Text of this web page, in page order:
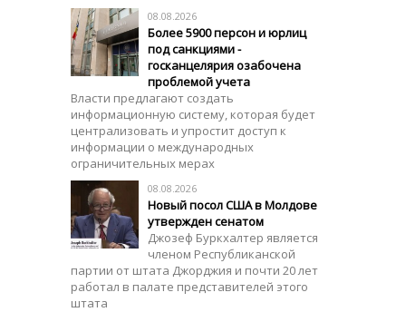
08.08.2026
Более 5900 персон и юрлиц
под санкциями -
госканцелярия озабочена
проблемой учета
Власти предлагают создать
информационную систему, которая будет
централизовать и упростит доступ к
информации о международных
ограничительных мерах
08.08.2026
Новый посол США в Молдове
утвержден сенатом
Джозеф Буркхалтер является
членом Республиканской
партии от штата Джорджия и почти 20 лет
работал в палате представителей этого
штата